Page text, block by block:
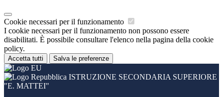
Cookie necessari per il funzionamento
I cookie necessari per il funzionamento non possono essere
disabilitati. È possibile consultare l'elenco nella pagina della cookie
policy.
Accetta tutti Salva le preferenze
ISTRUZIONE SECONDARIA SUPERIORE
"E. MATTEI"